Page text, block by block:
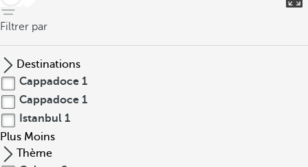
Filtrer par
Destinations
Cappadoce 1
Cappadoce 1
Istanbul 1
Plus Moins
Thème